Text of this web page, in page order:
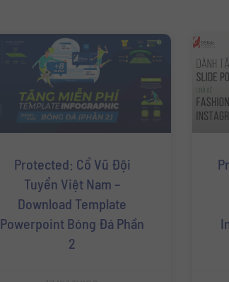
Protected: Cổ Vũ Đội
Tuyển Việt Nam –
Download Template
Powerpoint Bóng Đá Phần
2